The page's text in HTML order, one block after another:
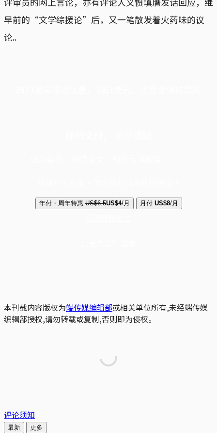
早前的“文学综援论”后，又一笔散发着火药味的议
论。
年付・周年特惠 US$6.5US$4/月 月付 US$8/月
本刊载内容版权为端传媒编辑部或相关单位所有,未经端传媒
编辑部授权,请勿转载或复制,否则即为侵权。
评论须知
最新 更多